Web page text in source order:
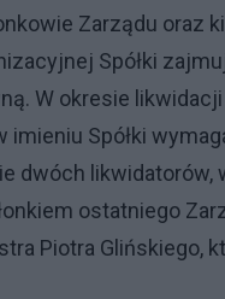
Zarządu oraz
Spółki
W okresie likwidacji
imieniu Spółki
dwóch likwidatorów,
ostatniego
Piotra Glińskiego,